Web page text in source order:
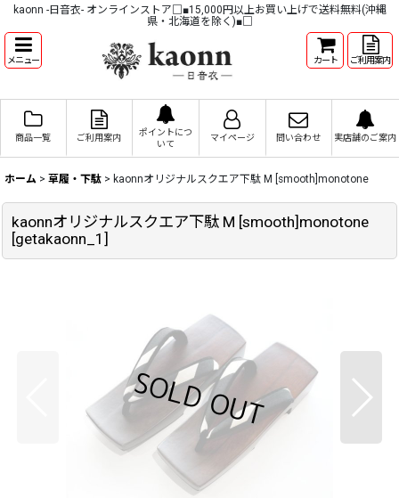
kaonn -日音衣- オンラインストア□■15,000円以上お買い上げで送料無料(沖縄
県・北海道を除く)■□
メニュー カート ご利用案内
商品一覧 ご利用案内
ポイントにつ
いて
マイページ 問い合わせ 実店舗のご案内
ホーム > 草履・下駄 > kaonnオリジナルスクエア下駄 M [smooth]monotone
kaonnオリジナルスクエア下駄 M [smooth]monotone
[getakaonn_1 ]